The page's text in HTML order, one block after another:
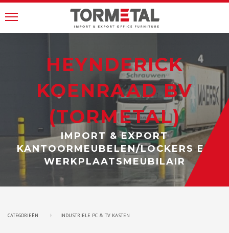
HEYNDERICK
KOENRAAD BV
(TORMETAL)
IMPORT & EXPORT
KANTOORMEUBELEN/LOCKERS EN
WERKPLAATSMEUBILAIR
CATEGORIEËN INDUSTRIELE PC & TV KASTEN